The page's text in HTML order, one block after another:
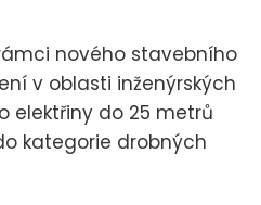
nového stavebního
v oblasti inženýrských
elektřiny do 25 metrů
kategorie drobných